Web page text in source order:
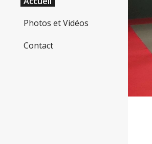
Photos et Vidéos
Contact